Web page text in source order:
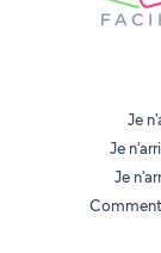
Je
Je
Je